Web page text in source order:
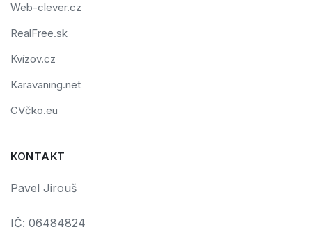
Web-clever.cz
RealFree.sk
Kvízov.cz
Karavaning.net
CVčko.eu
KONTAKT
Pavel Jirouš
IČ: 06484824